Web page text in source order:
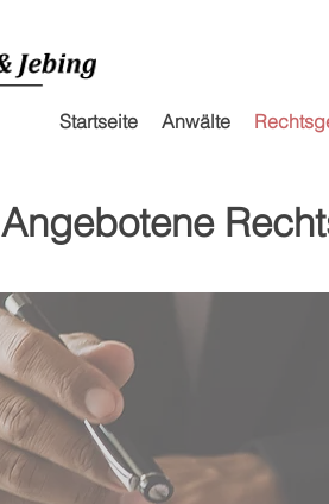
Startseite Anwälte
Angebotene